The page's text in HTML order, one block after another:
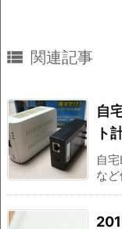
 関連記事
自
ト
自
な